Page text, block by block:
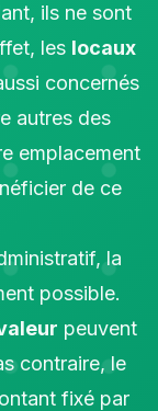
ils ne sont
les locaux
concernés
autres des
emplacement
de ce
la
possible.
peuvent
contraire, le
fixé par